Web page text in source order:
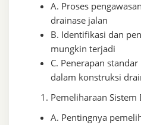
A. Proses
drainase jalan
B. Identifikasi dan
mungkin terjadi
C. Penerapan
dalam konstruksi
Pemeliharaan Sistem
A. Pentingnya